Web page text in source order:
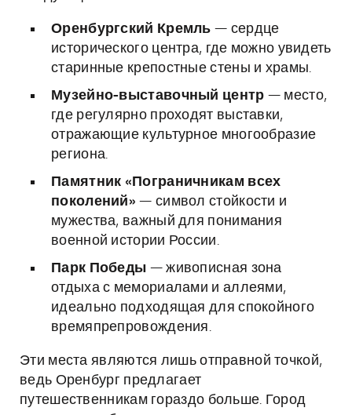
Оренбургский Кремль — сердце
исторического центра, где можно увидеть
старинные крепостные стены и храмы.
Музейно-выставочный центр — место,
где регулярно проходят выставки,
отражающие культурное многообразие
региона.
Памятник «Пограничникам всех
поколений» — символ стойкости и
мужества, важный для понимания
военной истории России.
Парк Победы — живописная зона
отдыха с мемориалами и аллеями,
идеально подходящая для спокойного
времяпрепровождения.
Эти места являются лишь отправной точкой,
ведь Оренбург предлагает
путешественникам гораздо больше. Город